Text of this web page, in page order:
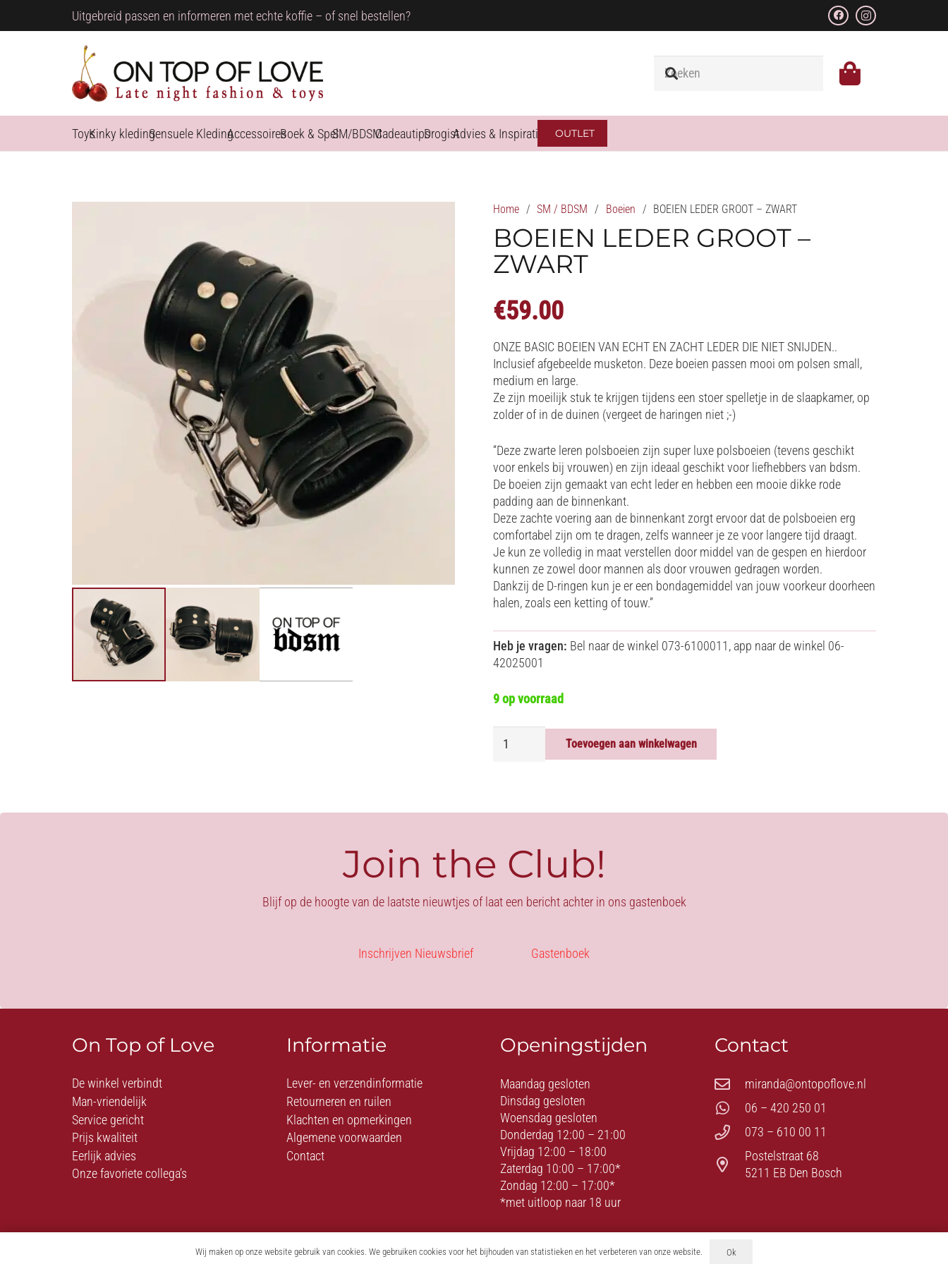
Uitgebreid passen en informeren met echte koffie – of snel bestellen?
ToysKinky kledingSensuele KledingAccessoiresBoek & SpelSM/BDSMCadeautipsDrogistAdvies & Inspiratie OUTLET
Home / SM / BDSM / Boeien / BOEIEN LEDER GROOT – ZWART
BOEIEN LEDER GROOT –
ZWART
€59.00
ONZE BASIC BOEIEN VAN ECHT EN ZACHT LEDER DIE NIET SNIJDEN..
Inclusief afgebeelde musketon. Deze boeien passen mooi om polsen small,
medium en large.
Ze zijn moeilijk stuk te krijgen tijdens een stoer spelletje in de slaapkamer, op
zolder of in de duinen (vergeet de haringen niet ;-)
“Deze zwarte leren polsboeien zijn super luxe polsboeien (tevens geschikt
voor enkels bij vrouwen) en zijn ideaal geschikt voor liefhebbers van bdsm.
De boeien zijn gemaakt van echt leder en hebben een mooie dikke rode
padding aan de binnenkant.
Deze zachte voering aan de binnenkant zorgt ervoor dat de polsboeien erg
comfortabel zijn om te dragen, zelfs wanneer je ze voor langere tijd draagt.
Je kun ze volledig in maat verstellen door middel van de gespen en hierdoor
kunnen ze zowel door mannen als door vrouwen gedragen worden.
Dankzij de D-ringen kun je er een bondagemiddel van jouw voorkeur doorheen
halen, zoals een ketting of touw.”
Heb je vragen: Bel naar de winkel 073-6100011, app naar de winkel 06-
42025001
9 op voorraad
LEDER
Toevoegen aan winkelwagen
Join the Club!
Blijf op de hoogte van de laatste nieuwtjes of laat een bericht achter in ons gastenboek
Inschrijven Nieuwsbrief Gastenboek
On Top of Love
De winkel verbindt
Man-vriendelijk
Service gericht
Prijs kwaliteit
Eerlijk advies
Onze favoriete collega’s
Informatie
Lever- en verzendinformatie
Retourneren en ruilen
Klachten en opmerkingen
Algemene voorwaarden
Contact
Openingstijden
Maandag gesloten
Dinsdag gesloten
Woensdag gesloten
Donderdag 12:00 – 21:00
Vrijdag 12:00 – 18:00
Zaterdag 10:00 – 17:00*
Zondag 12:00 – 17:00*
*met uitloop naar 18 uur
Contact
miranda@ontopoflove.nl
06 – 420 250 01
073 – 610 00 11
Postelstraat 68
5211 EB Den Bosch
© On Top of Love – Romantiek – Erotiek – BDSM – Fetish
Wij maken op onze website gebruik van cookies. We gebruiken cookies voor het bijhouden van statistieken en het verbeteren van onze website. Ok